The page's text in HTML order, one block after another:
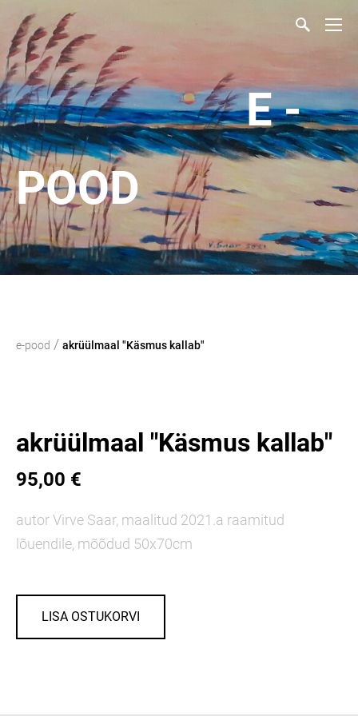
E -
POOD
e-pood / akrüülmaal "Käsmus kallab"
akrüülmaal "Käsmus kallab"
95,00 €
autor Virve Saar, maalitud 2021.a raamitud
lõuendile, mõõdud 50x70cm
LISA OSTUKORVI